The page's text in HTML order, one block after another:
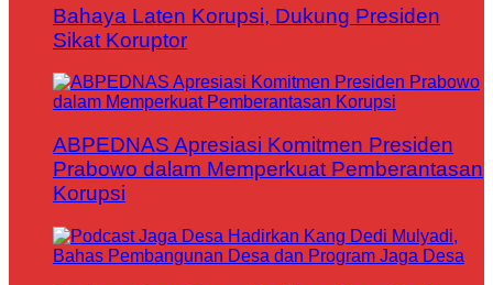
Bahaya Laten Korupsi, Dukung Presiden
Sikat Koruptor
ABPEDNAS Apresiasi Komitmen Presiden
Prabowo dalam Memperkuat Pemberantasan
Korupsi